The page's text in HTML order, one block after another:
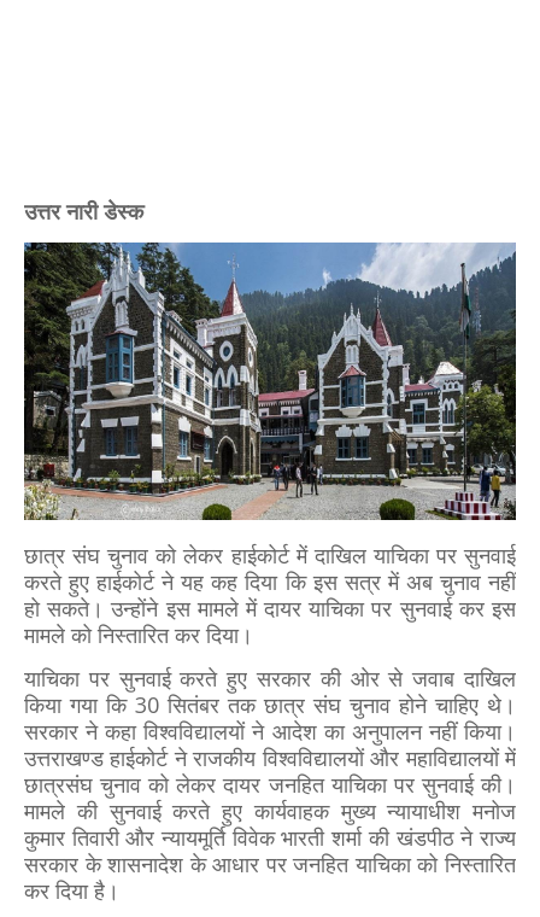
उत्तर नारी डेस्क
छात्र संघ चुनाव को लेकर हाईकोर्ट में दाखिल याचिका पर सुनवाई
करते हुए हाईकोर्ट ने यह कह दिया कि इस सत्र में अब चुनाव नहीं
हो सकते। उन्होंने इस मामले में दायर याचिका पर सुनवाई कर इस
मामले को निस्तारित कर दिया।
याचिका पर सुनवाई करते हुए सरकार की ओर से जवाब दाखिल
किया गया कि 30 सितंबर तक छात्र संघ चुनाव होने चाहिए थे।
सरकार ने कहा विश्वविद्यालयों ने आदेश का अनुपालन नहीं किया।
उत्तराखण्ड हाईकोर्ट ने राजकीय विश्वविद्यालयों और महाविद्यालयों में
छात्रसंघ चुनाव को लेकर दायर जनहित याचिका पर सुनवाई की।
मामले की सुनवाई करते हुए कार्यवाहक मुख्य न्यायाधीश मनोज
कुमार तिवारी और न्यायमूर्ति विवेक भारती शर्मा की खंडपीठ ने राज्य
सरकार के शासनादेश के आधार पर जनहित याचिका को निस्तारित
कर दिया है।